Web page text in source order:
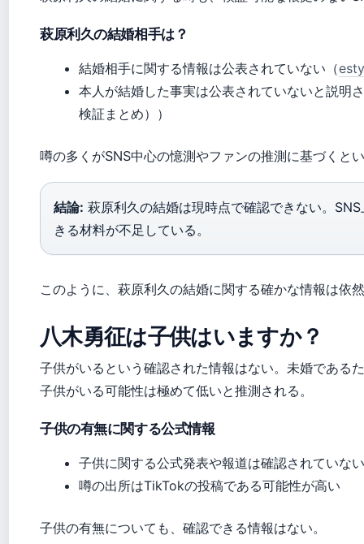
萩原利久の結婚相手は？
結婚相手に関する情報は公表されていない（
本人が結婚した事実は公表されていないと説明
検証まとめ））
噂の多くがSNS中心の憶測やファンの推測に基づくと
結論: 萩原利久の結婚は現時点で確認できない。
きる材料が不足している。
このように、萩原利久の結婚に関する確かな情報は依
八木勇征は子供はいますか？
子供がいるという確認された情報はない。未婚である
子供がいる可能性は極めて低いと推測される。
子供の有無に関する公式情報
子供に関する公式発表や報道は確認されていない
噂の出所はTikTokの投稿である可能性が高い
子供の有無についても、確認できる情報はない。